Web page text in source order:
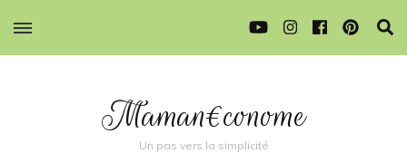
Maman€conome
Un pas vers la simplicité